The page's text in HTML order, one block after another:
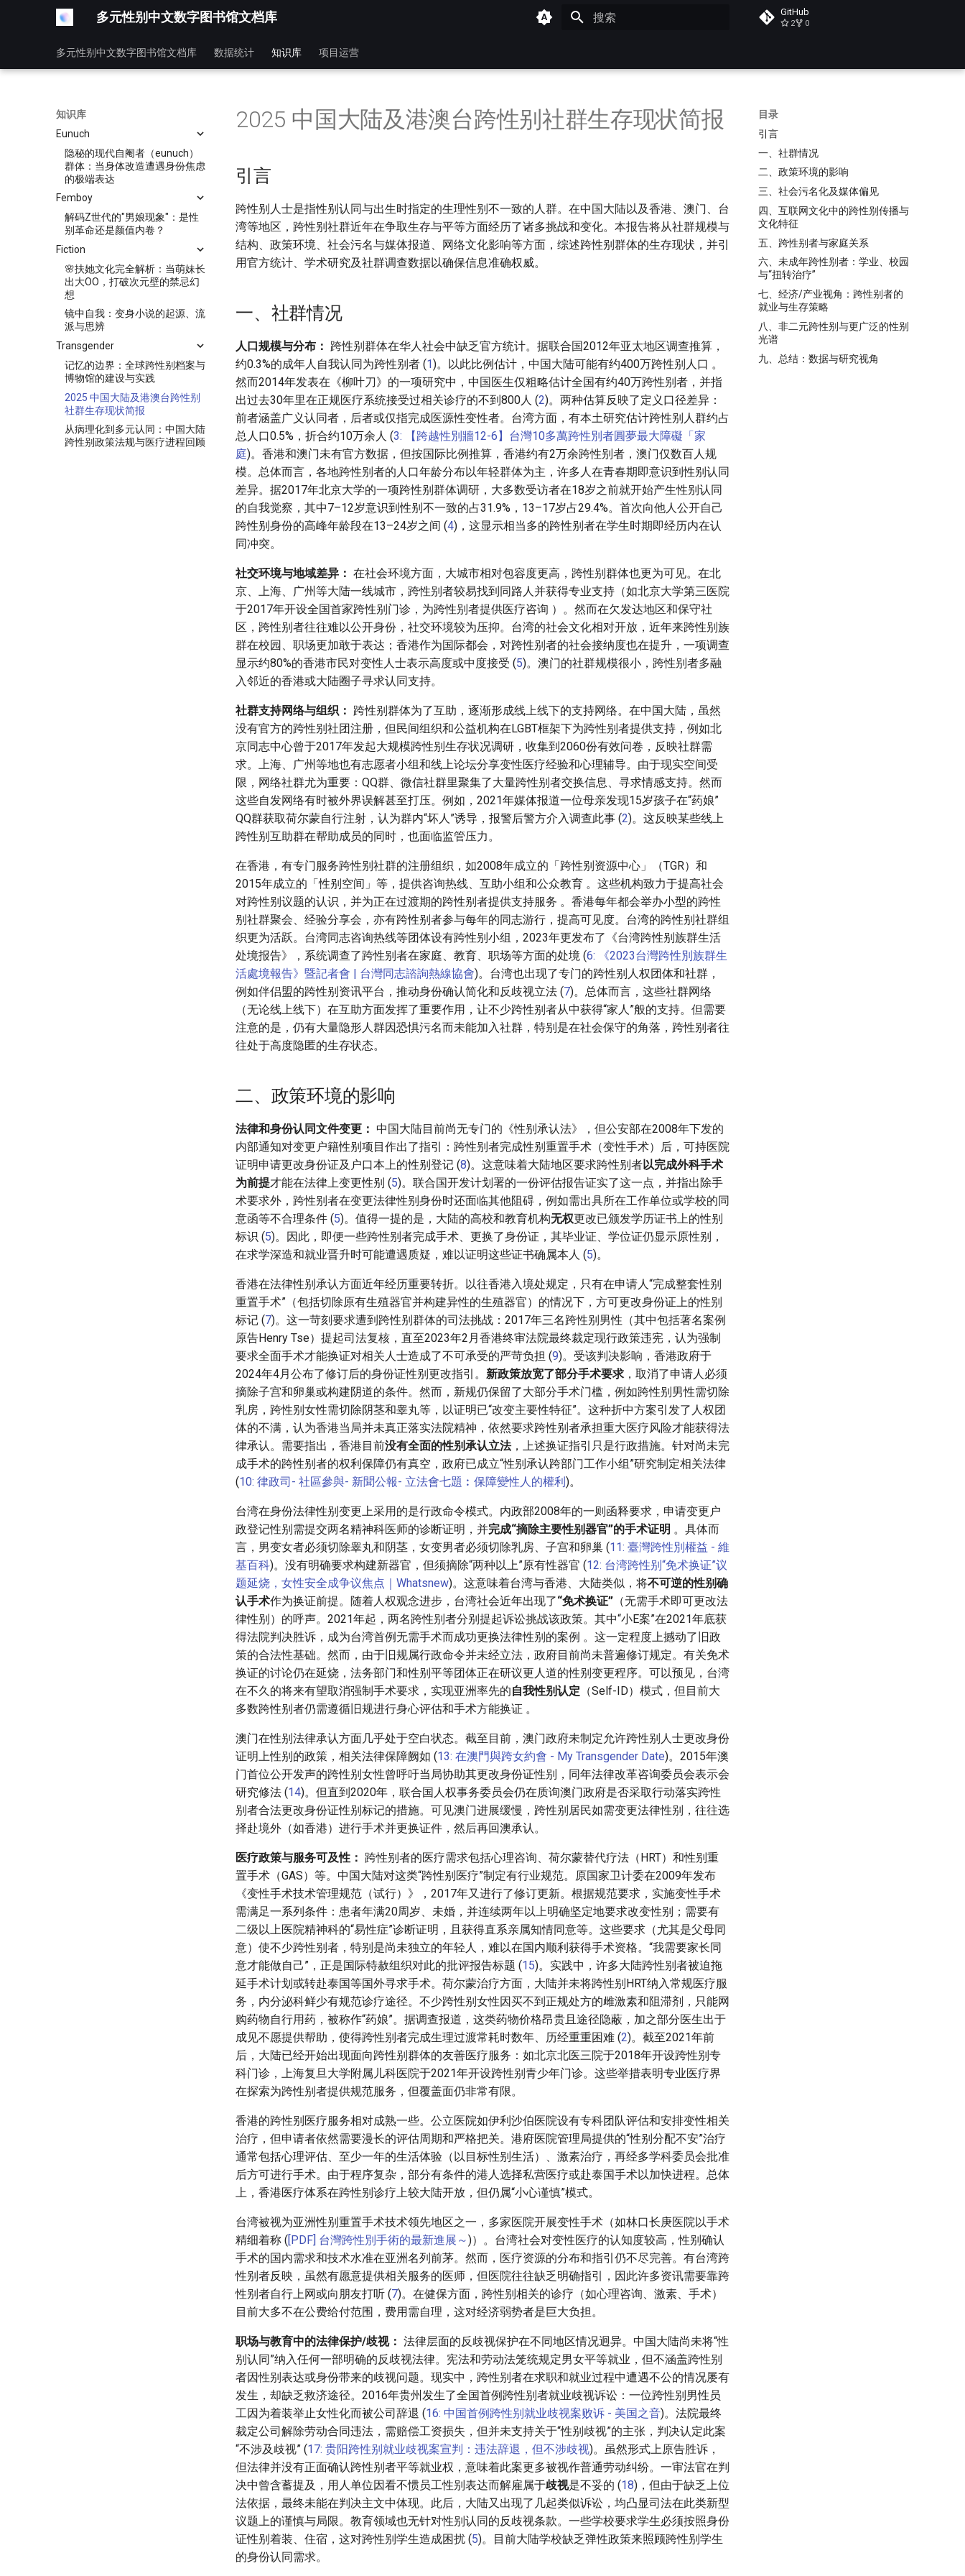
多元性别中文数字图书馆文档库 GitHub
2 0
多元性别中文数字图书馆文档库 数据统计 知识库 项目运营
知识库
Eunuch
隐秘的现代自阉者（eunuch）
群体：当身体改造遭遇身份焦虑
的极端表达
Femboy
解码Z世代的"男娘现象"：是性
别革命还是颜值内卷？
Fiction
🌸扶她文化完全解析：当萌妹长
出大OO，打破次元壁的禁忌幻
想
镜中自我：变身小说的起源、流
派与思辨
Transgender
记忆的边界：全球跨性别档案与
博物馆的建设与实践
2025 中国大陆及港澳台跨性别
社群生存现状简报
从病理化到多元认同：中国大陆
跨性别政策法规与医疗进程回顾
目录
引言
一、社群情况
二、政策环境的影响
三、社会污名化及媒体偏见
四、互联网文化中的跨性别传播与
文化特征
五、跨性别者与家庭关系
六、未成年跨性别者：学业、校园
与“扭转治疗”
七、经济/产业视角：跨性别者的
就业与生存策略
八、非二元跨性别与更广泛的性别
光谱
九、总结：数据与研究视角
2025 中国大陆及港澳台跨性别社群生存现状简报
引言
跨性别人士是指性别认同与出生时指定的生理性别不一致的人群。在中国大陆以及香港、澳门、台
湾等地区，跨性别社群近年在争取生存与平等方面经历了诸多挑战和变化。本报告将从社群规模与
结构、政策环境、社会污名与媒体报道、网络文化影响等方面，综述跨性别群体的生存现状，并引
用官方统计、学术研究及社群调查数据以确保信息准确权威。
一、社群情况
人口规模与分布： 跨性别群体在华人社会中缺乏官方统计。据联合国2012年亚太地区调查推算，
约0.3%的成年人自我认同为跨性别者 (1)。以此比例估计，中国大陆可能有约400万跨性别人口 。
然而2014年发表在《柳叶刀》的一项研究中，中国医生仅粗略估计全国有约40万跨性别者，并指
出过去30年里在正规医疗系统接受过相关诊疗的不到800人 (2)。两种估算反映了定义口径差异：
前者涵盖广义认同者，后者或仅指完成医源性变性者。台湾方面，有本土研究估计跨性别人群约占
总人口0.5%，折合约10万余人 (3: 【跨越性別牆12-6】台灣10多萬跨性別者圓夢最大障礙「家
庭)。香港和澳门未有官方数据，但按国际比例推算，香港约有2万余跨性别者，澳门仅数百人规
模。总体而言，各地跨性别者的人口年龄分布以年轻群体为主，许多人在青春期即意识到性别认同
差异。据2017年北京大学的一项跨性别群体调研，大多数受访者在18岁之前就开始产生性别认同
的自我觉察，其中7–12岁意识到性别不一致的占31.9%，13–17岁占29.4%。首次向他人公开自己
跨性别身份的高峰年龄段在13–24岁之间 (4)，这显示相当多的跨性别者在学生时期即经历内在认
同冲突。
社交环境与地域差异： 在社会环境方面，大城市相对包容度更高，跨性别群体也更为可见。在北
京、上海、广州等大陆一线城市，跨性别者较易找到同路人并获得专业支持（如北京大学第三医院
于2017年开设全国首家跨性别门诊，为跨性别者提供医疗咨询 ）。然而在欠发达地区和保守社
区，跨性别者往往难以公开身份，社交环境较为压抑。台湾的社会文化相对开放，近年来跨性别族
群在校园、职场更加敢于表达；香港作为国际都会，对跨性别者的社会接纳度也在提升，一项调查
显示约80%的香港市民对变性人士表示高度或中度接受 (5)。澳门的社群规模很小，跨性别者多融
入邻近的香港或大陆圈子寻求认同支持。
社群支持网络与组织： 跨性别群体为了互助，逐渐形成线上线下的支持网络。在中国大陆，虽然
没有官方的跨性别社团注册，但民间组织和公益机构在LGBT框架下为跨性别者提供支持，例如北
京同志中心曾于2017年发起大规模跨性别生存状况调研，收集到2060份有效问卷，反映社群需
求。上海、广州等地也有志愿者小组和线上论坛分享变性医疗经验和心理辅导。由于现实空间受
限，网络社群尤为重要：QQ群、微信社群里聚集了大量跨性别者交换信息、寻求情感支持。然而
这些自发网络有时被外界误解甚至打压。例如，2021年媒体报道一位母亲发现15岁孩子在“药娘”
QQ群获取荷尔蒙自行注射，认为群内“坏人”诱导，报警后警方介入调查此事 (2)。这反映某些线上
跨性别互助群在帮助成员的同时，也面临监管压力。
在香港，有专门服务跨性别社群的注册组织，如2008年成立的「跨性别资源中心」（TGR）和
2015年成立的「性别空间」等，提供咨询热线、互助小组和公众教育 。这些机构致力于提高社会
对跨性别议题的认识，并为正在过渡期的跨性别者提供支持服务 。香港每年都会举办小型的跨性
别社群聚会、经验分享会，亦有跨性别者参与每年的同志游行，提高可见度。台湾的跨性别社群组
织更为活跃。台湾同志咨询热线等团体设有跨性别小组，2023年更发布了《台湾跨性别族群生活
处境报告》，系统调查了跨性别者在家庭、教育、职场等方面的处境 (6: 《2023台灣跨性別族群生
活處境報告》暨記者會 | 台灣同志諮詢熱線協會)。台湾也出现了专门的跨性别人权团体和社群，
例如伴侣盟的跨性别资讯平台，推动身份确认简化和反歧视立法 (7)。总体而言，这些社群网络
（无论线上线下）在互助方面发挥了重要作用，让不少跨性别者从中获得“家人”般的支持。但需要
注意的是，仍有大量隐形人群因恐惧污名而未能加入社群，特别是在社会保守的角落，跨性别者往
往处于高度隐匿的生存状态。
二、政策环境的影响
法律和身份认同文件变更： 中国大陆目前尚无专门的《性别承认法》，但公安部在2008年下发的
内部通知对变更户籍性别项目作出了指引：跨性别者完成性别重置手术（变性手术）后，可持医院
证明申请更改身份证及户口本上的性别登记 (8)。这意味着大陆地区要求跨性别者以完成外科手术
为前提才能在法律上变更性别 (5)。联合国开发计划署的一份评估报告证实了这一点，并指出除手
术要求外，跨性别者在变更法律性别身份时还面临其他阻碍，例如需出具所在工作单位或学校的同
意函等不合理条件 (5)。值得一提的是，大陆的高校和教育机构无权更改已颁发学历证书上的性别
标识 (5)。因此，即便一些跨性别者完成手术、更换了身份证，其毕业证、学位证仍显示原性别，
在求学深造和就业晋升时可能遭遇质疑，难以证明这些证书确属本人 (5)。
香港在法律性别承认方面近年经历重要转折。以往香港入境处规定，只有在申请人“完成整套性别
重置手术”（包括切除原有生殖器官并构建异性的生殖器官）的情况下，方可更改身份证上的性别
标记 (7)。这一苛刻要求遭到跨性别群体的司法挑战：2017年三名跨性别男性（其中包括著名案例
原告Henry Tse）提起司法复核，直至2023年2月香港终审法院最终裁定现行政策违宪，认为强制
要求全面手术才能换证对相关人士造成了不可承受的严苛负担 (9)。受该判决影响，香港政府于
2024年4月公布了修订后的身份证性别更改指引。 新政策放宽了部分手术要求 ，取消了申请人必须
摘除子宫和卵巢或构建阴道的条件。然而，新规仍保留了大部分手术门槛，例如跨性别男性需切除
乳房，跨性别女性需切除阴茎和睾丸等，以证明已“改变主要性特征”。这种折中方案引发了人权团
体的不满，认为香港当局并未真正落实法院精神，依然要求跨性别者承担重大医疗风险才能获得法
律承认。需要指出，香港目前没有全面的性别承认立法，上述换证指引只是行政措施。针对尚未完
成手术的跨性别者的权利保障仍有真空，政府已成立“性别承认跨部门工作小组”研究制定相关法律
(10: 律政司- 社區參與- 新聞公報- 立法會七題︰保障變性人的權利)。
台湾在身份法律性别变更上采用的是行政命令模式。内政部2008年的一则函释要求，申请变更户
政登记性别需提交两名精神科医师的诊断证明，并完成“摘除主要性别器官”的手术证明 。具体而
言，男变女者必须切除睾丸和阴茎，女变男者必须切除乳房、子宫和卵巢 (11: 臺灣跨性別權益 - 維
基百科)。没有明确要求构建新器官，但须摘除“两种以上”原有性器官 (12: 台湾跨性别“免术换证”议
题延烧，女性安全成争议焦点｜Whatsnew)。这意味着台湾与香港、大陆类似，将不可逆的性别确
认手术作为换证前提。随着人权观念进步，台湾社会近年出现了“免术换证” （无需手术即可更改法
律性别）的呼声。2021年起，两名跨性别者分别提起诉讼挑战该政策。其中“小E案”在2021年底获
得法院判决胜诉，成为台湾首例无需手术而成功更换法律性别的案例 。这一定程度上撼动了旧政
策的合法性基础。然而，由于旧规属行政命令并未经立法，政府目前尚未普遍修订规定。有关免术
换证的讨论仍在延烧，法务部门和性别平等团体正在研议更人道的性别变更程序。可以预见，台湾
在不久的将来有望取消强制手术要求，实现亚洲率先的自我性别认定 （Self-ID）模式，但目前大
多数跨性别者仍需遵循旧规进行身心评估和手术方能换证 。
澳门在性别法律承认方面几乎处于空白状态。截至目前，澳门政府未制定允许跨性别人士更改身份
证明上性别的政策，相关法律保障阙如 (13: 在澳門與跨女約會 - My Transgender Date)。2015年澳
门首位公开发声的跨性别女性曾呼吁当局协助其更改身份证性别，同年法律改革咨询委员会表示会
研究修法 (14)。但直到2020年，联合国人权事务委员会仍在质询澳门政府是否采取行动落实跨性
别者合法更改身份证性别标记的措施。可见澳门进展缓慢，跨性别居民如需变更法律性别，往往选
择赴境外（如香港）进行手术并更换证件，然后再回澳承认。
医疗政策与服务可及性： 跨性别者的医疗需求包括心理咨询、荷尔蒙替代疗法（HRT）和性别重
置手术（GAS）等。中国大陆对这类“跨性别医疗”制定有行业规范。原国家卫计委在2009年发布
《变性手术技术管理规范（试行）》，2017年又进行了修订更新。根据规范要求，实施变性手术
需满足一系列条件：患者年满20周岁、未婚，并连续两年以上明确坚定地要求改变性别；需要有
二级以上医院精神科的“易性症”诊断证明，且获得直系亲属知情同意等。这些要求（尤其是父母同
意）使不少跨性别者，特别是尚未独立的年轻人，难以在国内顺利获得手术资格。“我需要家长同
意才能做自己”，正是国际特赦组织对此的批评报告标题 (15)。实践中，许多大陆跨性别者被迫拖
延手术计划或转赴泰国等国外寻求手术。荷尔蒙治疗方面，大陆并未将跨性别HRT纳入常规医疗服
务，内分泌科鲜少有规范诊疗途径。不少跨性别女性因买不到正规处方的雌激素和阻滞剂，只能网
购药物自行用药，被称作“药娘”。据调查报道，这类药物价格昂贵且途径隐蔽，加之部分医生出于
成见不愿提供帮助，使得跨性别者完成生理过渡常耗时数年、历经重重困难 (2)。截至2021年前
后，大陆已经开始出现面向跨性别群体的友善医疗服务：如北京北医三院于2018年开设跨性别专
科门诊，上海复旦大学附属儿科医院于2021年开设跨性别青少年门诊。这些举措表明专业医疗界
在探索为跨性别者提供规范服务，但覆盖面仍非常有限。
香港的跨性别医疗服务相对成熟一些。公立医院如伊利沙伯医院设有专科团队评估和安排变性相关
治疗，但申请者依然需要漫长的评估周期和严格把关。港府医院管理局提供的“性别分配不安”治疗
通常包括心理评估、至少一年的生活体验（以目标性别生活）、激素治疗，再经多学科委员会批准
后方可进行手术。由于程序复杂，部分有条件的港人选择私营医疗或赴泰国手术以加快进程。总体
上，香港医疗体系在跨性别诊疗上较大陆开放，但仍属“小心谨慎”模式。
台湾被视为亚洲性别重置手术技术领先地区之一，多家医院开展变性手术（如林口长庚医院以手术
精细着称 ([PDF] 台灣跨性別手術的最新進展～)）。台湾社会对变性医疗的认知度较高，性别确认
手术的国内需求和技术水准在亚洲名列前茅。然而，医疗资源的分布和指引仍不尽完善。有台湾跨
性别者反映，虽然有愿意提供相关服务的医师，但医院往往缺乏明确指引，因此许多资讯需要靠跨
性别者自行上网或向朋友打听 (7)。在健保方面，跨性别相关的诊疗（如心理咨询、激素、手术）
目前大多不在公费给付范围，费用需自理，这对经济弱势者是巨大负担。
职场与教育中的法律保护/歧视： 法律层面的反歧视保护在不同地区情况迥异。中国大陆尚未将“性
别认同”纳入任何一部明确的反歧视法律。宪法和劳动法笼统规定男女平等就业，但不涵盖跨性别
者因性别表达或身份带来的歧视问题。现实中，跨性别者在求职和就业过程中遭遇不公的情况屡有
发生，却缺乏救济途径。2016年贵州发生了全国首例跨性别者就业歧视诉讼：一位跨性别男性员
工因为着装举止女性化而被公司辞退 (16: 中国首例跨性别就业歧视案败诉 - 美国之音)。法院最终
裁定公司解除劳动合同违法，需赔偿工资损失，但并未支持关于“性别歧视”的主张，判决认定此案
“不涉及歧视” (17: 贵阳跨性别就业歧视案宣判：违法辞退，但不涉歧视)。虽然形式上原告胜诉，
但法律并没有正面确认跨性别者平等就业权，意味着此案更多被视作普通劳动纠纷。一审法官在判
决中曾含蓄提及，用人单位因看不惯员工性别表达而解雇属于歧视是不妥的 (18)，但由于缺乏上位
法依据，最终未能在判决主文中体现。此后，大陆又出现了几起类似诉讼，均凸显司法在此类新型
议题上的谨慎与局限。教育领域也无针对性别认同的反歧视条款。一些学校要求学生必须按照身份
证性别着装、住宿，这对跨性别学生造成困扰 (5)。目前大陆学校缺乏弹性政策来照顾跨性别学生
的身份认同需求。